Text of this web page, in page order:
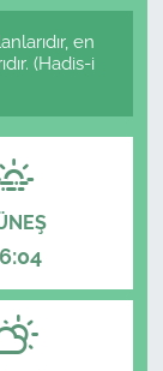
en
(Hadis-i